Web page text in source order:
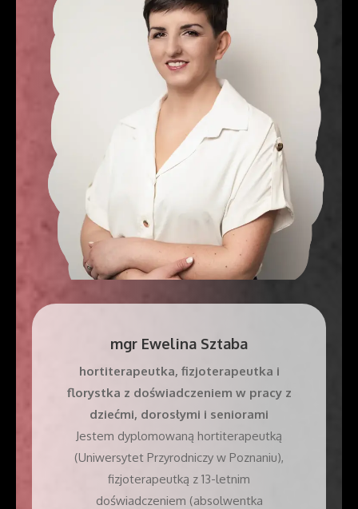
mgr Ewelina Sztaba
hortiterapeutka, fizjoterapeutka i
florystka z doświadczeniem w pracy z
dziećmi, dorosłymi i seniorami
Jestem dyplomowaną hortiterapeutką
(Uniwersytet Przyrodniczy w Poznaniu),
fizjoterapeutką z 13-letnim
doświadczeniem (absolwentka